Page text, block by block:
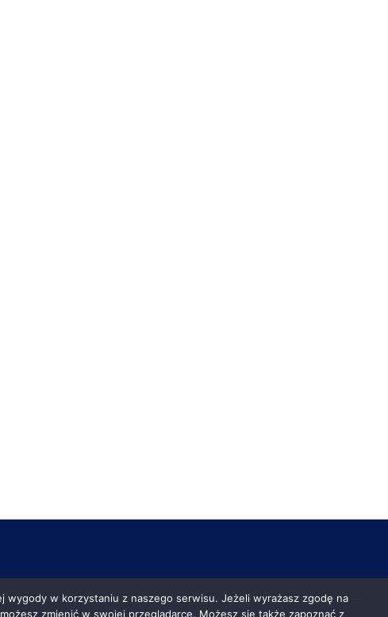
wygody w korzystaniu z naszego serwisu. Jeżeli wyrażasz zgodę na
zmienić w swojej przeglądarce. Możesz się także zapoznać z